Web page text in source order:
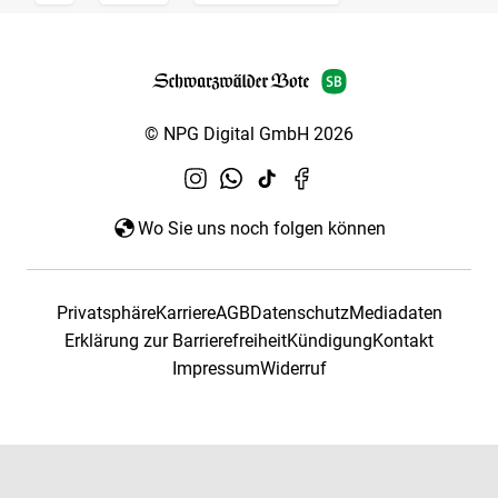
© NPG Digital GmbH 2026
Wo Sie uns noch folgen können
PrivatsphäreKarriereAGBDatenschutzMediadaten
Erklärung zur BarrierefreiheitKündigungKontakt
ImpressumWiderruf